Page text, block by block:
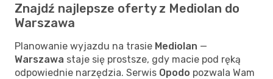
Znajdź najlepsze oferty z Mediolan do
Warszawa
Planowanie wyjazdu na trasie Mediolan —
Warszawa staje się prostsze, gdy macie pod ręką
odpowiednie narzędzia. Serwis Opodo pozwala Wam